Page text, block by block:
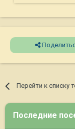
Перейти к списку
Последние